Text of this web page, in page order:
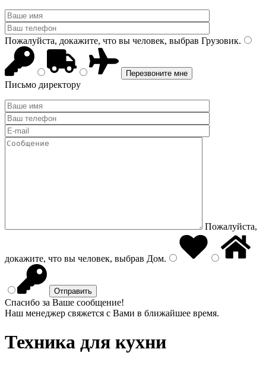
Пожалуйста, докажите, что вы человек, выбрав Грузовик.
Письмо директору
Пожалуйста,
докажите, что вы человек, выбрав Дом.
Спасибо за Ваше сообщение!
Наш менеджер свяжется с Вами в ближайшее время.
Техника для кухни